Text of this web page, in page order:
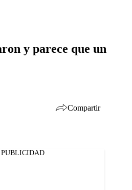
y parece que un
Compartir
PUBLICIDAD